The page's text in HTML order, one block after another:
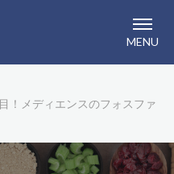
MENU
！メディエンスのフォスファ